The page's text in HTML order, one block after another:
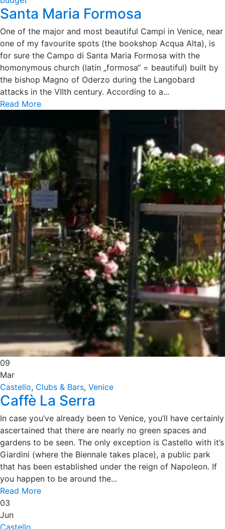
Santa Maria Formosa
One of the major and most beautiful Campi in Venice, near
one of my favourite spots (the bookshop Acqua Alta), is
for sure the Campo di Santa Maria Formosa with the
homonymous church (latin „formosa“ = beautiful) built by
the bishop Magno of Oderzo during the Langobard
attacks in the VIIth century. According to a...
Read More
09
Mar
Castello, Clubs & Bars, Venice
Caffè La Serra
In case you’ve already been to Venice, you’ll have certainly
ascertained that there are nearly no green spaces and
gardens to be seen. The only exception is Castello with it’s
Giardini (where the Biennale takes place), a public park
that has been established under the reign of Napoleon. If
you happen to be around the...
Read More
03
Jun
Castello